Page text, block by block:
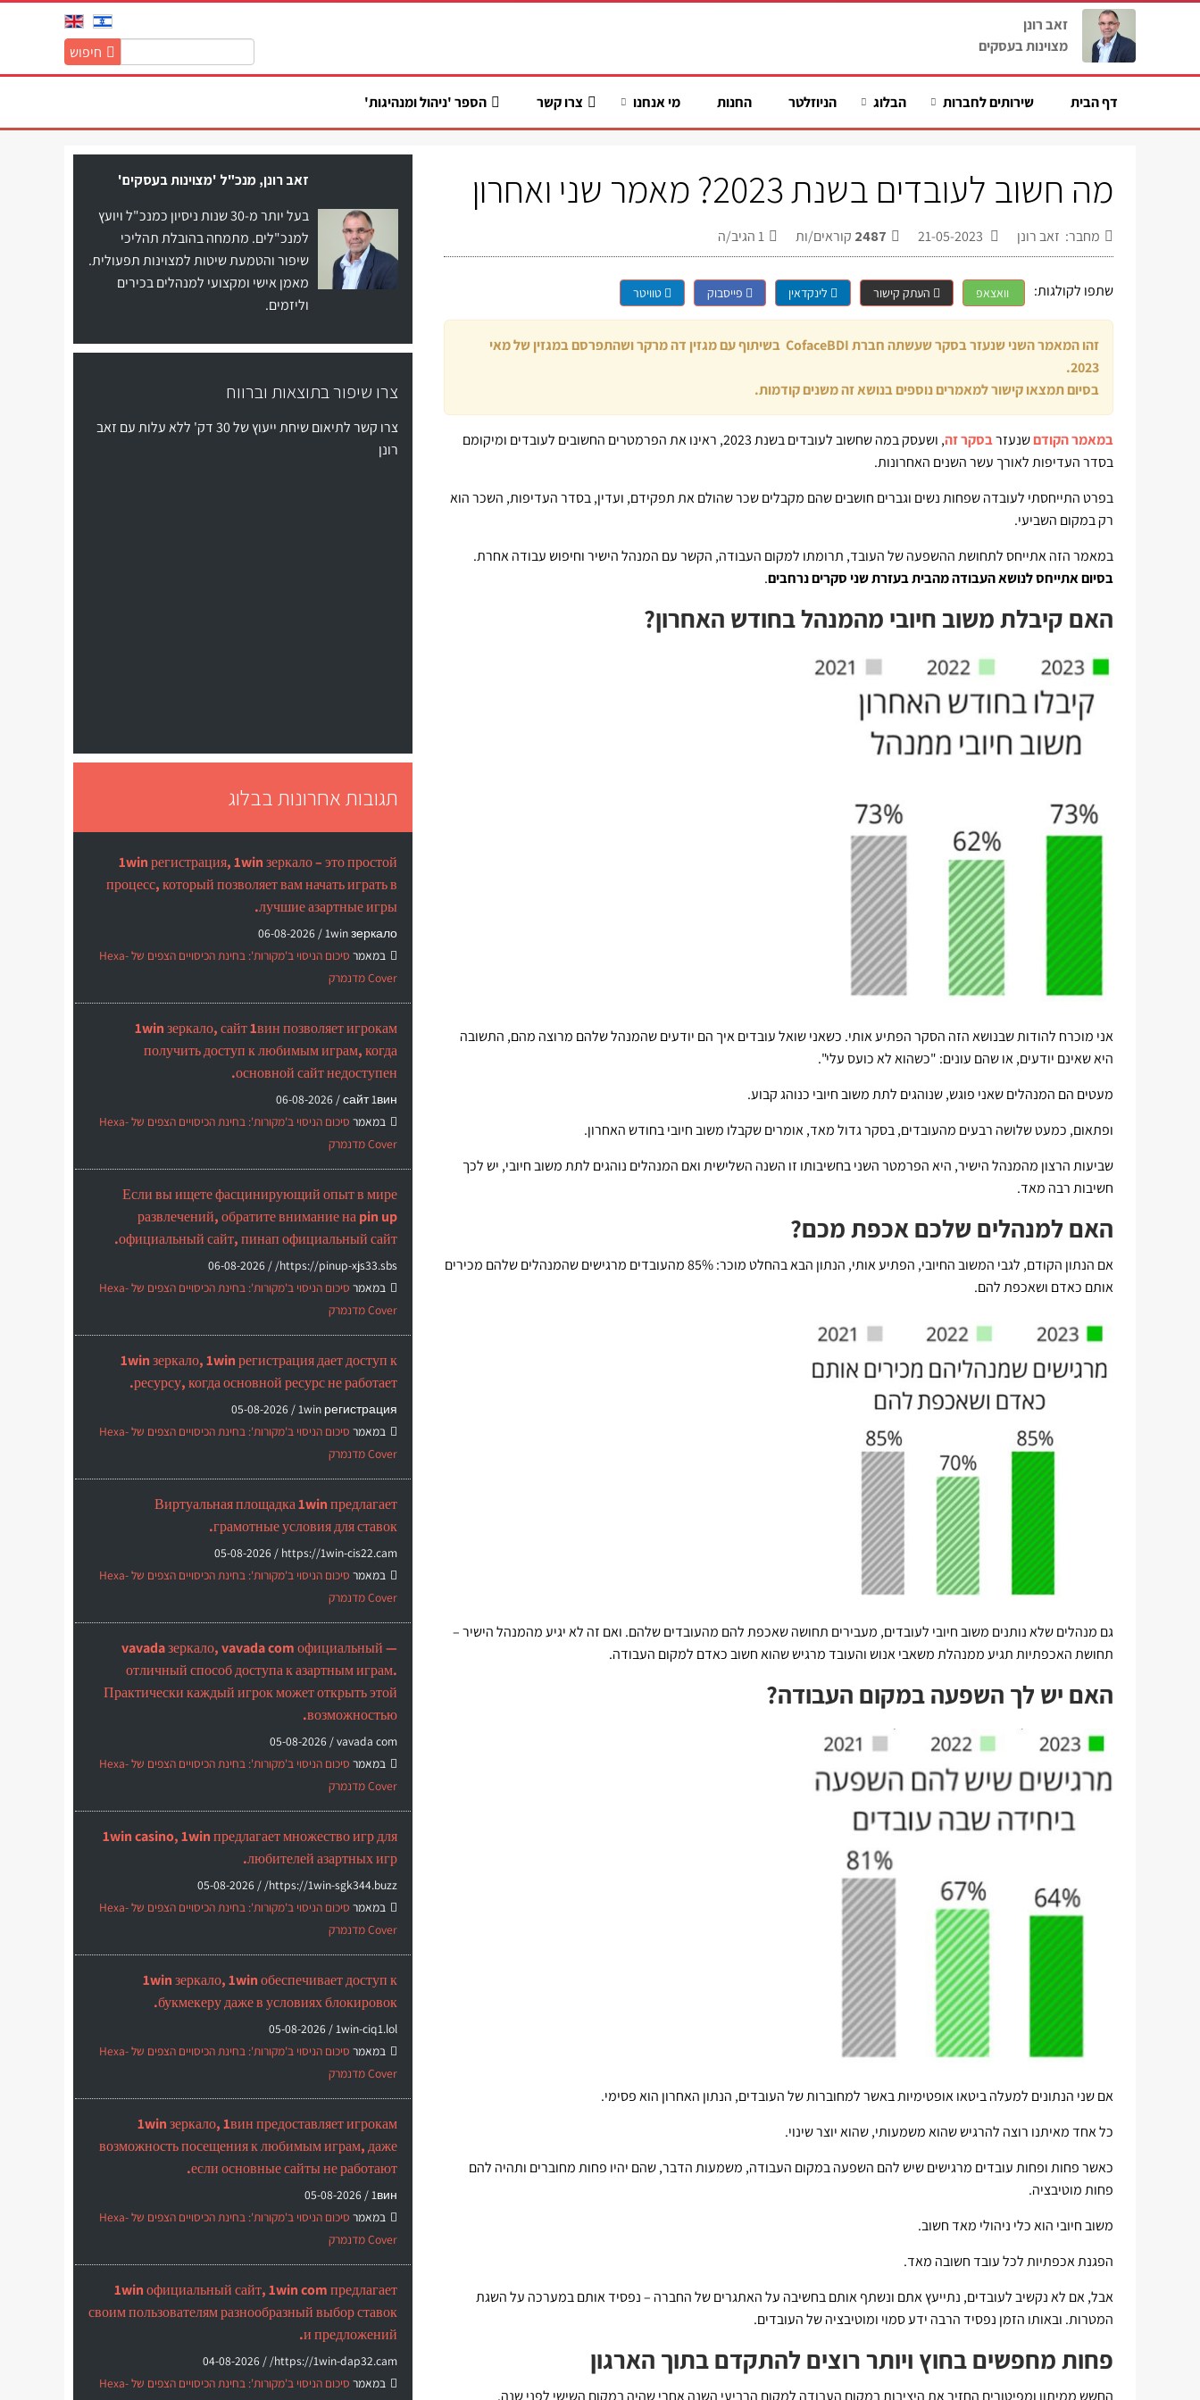
באתר:
חיפוש
זאב רונן
מצוינות בעסקים
דף הבית שירותים לחברות הבלוג הניוזלטר החנות מי אנחנו צרו קשר הספר 'ניהול ומנהיגות'
מה חשוב לעובדים בשנת 2023? מאמר שני ואחרון
מחבר: זאב רונן 2487 קוראים/ות 1הגיב/ה
שתפו לקולגות: וואצאפ העתק קישור לינקדאין פייסבוק טוויטר
זהו המאמר השני שנעזר בסקר שעשתה חברת CofaceBDI בשיתוף עם מגזין דה מרקר ושהתפרסם במגזין של מאי
2023.
בסיום תמצאו קישור למאמרים נוספים בנושא זה משנים קודמות.
במאמר הקודםשנעזרבסקר זה
, ושעסק במה שחשוב לעובדים בשנת 2023, ראינו את הפרמטרים החשובים לעובדים ומיקומם
בסדר העדיפות לאורך עשר השנים האחרונות.
בפרט התייחסתי לעובדה שפחות נשים וגברים חושבים שהם מקבלים שכר שהולם את תפקידם, ועדין, בסדר העדיפות, השכר הוא
רק במקום השביעי.
במאמר הזה אתייחס לתחושת ההשפעה של העובד, תרומתו למקום העבודה, הקשר עם המנהל הישיר וחיפוש עבודה אחרת.
בסיום אתייחס לנושא העבודה מהבית בעזרת שני סקרים נרחבים.
האם קיבלת משוב חיובי מהמנהל בחודש האחרון?
אני מוכרח להודות שבנושא הזה הסקר הפתיע אותי. כשאני שואל עובדים איך הם יודעים שהמנהל שלהם מרוצה מהם, התשובה
היא שאינם יודעים, או שהם עונים: "כשהוא לא כועס עלי".
מעטים הם המנהלים שאני פוגש, שנוהגים לתת משוב חיובי כנוהג קבוע.
ופתאום, כמעט שלושה רבעים מהעובדים, בסקר גדול מאד, אומרים שקבלו משוב חיובי בחודש האחרון.
שביעות הרצון מהמנהל הישיר, היא הפרמטר השני בחשיבותו זו השנה השלישית ואם המנהלים נוהגים לתת משוב חיובי, יש לכך
חשיבות רבה מאד.
האם למנהלים שלכם אכפת מכם?
אם הנתון הקודם, לגבי המשוב החיובי, הפתיע אותי, הנתון הבא בהחלט מוכר: 85% מהעובדים מרגישים שהמנהלים שלהם מכירים
אותם כאדם ושאכפת להם.
גם מנהלים שלא נותנים משוב חיובי לעובדים, מעבירים תחושה שאכפת להם מהעובדים שלהם. ואם זה לא יגיע מהמנהל הישיר –
תחושת האכפתיות תגיע ממנהלת משאבי אנוש והעובד מרגיש שהוא חשוב כאדם למקום העבודה.
האם יש לך השפעה במקום העבודה?
אם שני הנתונים למעלה ביטאו אופטימיות באשר למחוברות של העובדים, הנתון האחרון הוא פסימי.
כל אחד מאיתנו רוצה להרגיש שהוא משמעותי, שהוא יוצר שינוי.
כאשר פחות ופחות עובדים מרגישים שיש להם השפעה במקום העבודה, משמעות הדבר, שהם יהיו פחות מחוברים ותהיה להם
פחות מוטיבציה.
משוב חיובי הוא כלי ניהולי מאד חשוב.
הפגנת אכפתיות לכל עובד חשובה מאד.
אבל, אם לא נקשיב לעובדים, נתייעץ אתם ונשתף אותם בחשיבה על האתגרים של החברה – נפסיד אותם במערכה על השגת
המטרות. ובאותו הזמן נפסיד הרבה ידע סמוי ומוטיבציה של העובדים.
פחות מחפשים בחוץ ויותר רוצים להתקדם בתוך הארגון
זאב רונן, מנכ"ל 'מצוינות בעסקים'
בעל יותר מ-30 שנות ניסיון כמנכ"ל ויועץ
למנכ"לים. מתמחה בהובלת תהליכי
שיפור והטמעת שיטות למצוינות תפעולית.
מאמן אישי ומקצועי למנהלים בכירים
וליזמים.
צרו שיפור בתוצאות וברווח
צרו קשר לתיאום שיחת ייעוץ של 30 דק' ללא עלות עם זאב
רונן
תגובות אחרונות בבלוג
1win регистрация, 1win зеркало – это простой
процесс, который позволяет вам начать играть в
лучшие азартные игры.
1win зеркало /
06-08-2026
במאמר
סיכום הניסוי ב'מקורות': בחינת הכיסויים הצפים של Hexa-
Cover מדנמרק
1win зеркало, сайт 1вин позволяет игрокам
получить доступ к любимым играм, когда
основной сайт недоступен.
сайт 1вин /
06-08-2026
במאמר
סיכום הניסוי ב'מקורות': בחינת הכיסויים הצפים של Hexa-
Cover מדנמרק
Если вы ищете фасцинирующий опыт в мире
развлечений, обратите внимание на pin up
официальный сайт, пинап официальный сайт.
https://pinup-xjs33.sbs/ /
06-08-2026
במאמר
סיכום הניסוי ב'מקורות': בחינת הכיסויים הצפים של Hexa-
Cover מדנמרק
1win зеркало, 1win регистрация дает доступ к
ресурсу, когда основной ресурс не работает.
1win регистрация /
05-08-2026
במאמר
סיכום הניסוי ב'מקורות': בחינת הכיסויים הצפים של Hexa-
Cover מדנמרק
Виртуальная площадка 1win предлагает
грамотные условия для ставок.
https://1win-cis22.cam /
05-08-2026
במאמר
סיכום הניסוי ב'מקורות': בחינת הכיסויים הצפים של Hexa-
Cover מדנמרק
vavada зеркало, vavada com официальный —
отличный способ доступа к азартным играм.
Практически каждый игрок может открыть этой
возможностью.
vavada com /
05-08-2026
במאמר
סיכום הניסוי ב'מקורות': בחינת הכיסויים הצפים של Hexa-
Cover מדנמרק
1win casino, 1win предлагает множество игр для
любителей азартных игр.
https://1win-sgk344.buzz/ /
05-08-2026
במאמר
סיכום הניסוי ב'מקורות': בחינת הכיסויים הצפים של Hexa-
Cover מדנמרק
1win зеркало, 1win обеспечивает доступ к
букмекеру даже в условиях блокировок.
1win-ciq1.lol /
05-08-2026
במאמר
סיכום הניסוי ב'מקורות': בחינת הכיסויים הצפים של Hexa-
Cover מדנמרק
1win зеркало, 1вин предоставляет игрокам
возможность посещения к любимым играм, даже
если основные сайты не работают.
1вин /
05-08-2026
במאמר
סיכום הניסוי ב'מקורות': בחינת הכיסויים הצפים של Hexa-
Cover מדנמרק
1win официальный сайт, 1win com предлагает
своим пользователям разнообразный выбор ставок
и предложений.
https://1win-dap32.cam/ /
04-08-2026
במאמר
סיכום הניסוי ב'מקורות': בחינת הכיסויים הצפים של Hexa-